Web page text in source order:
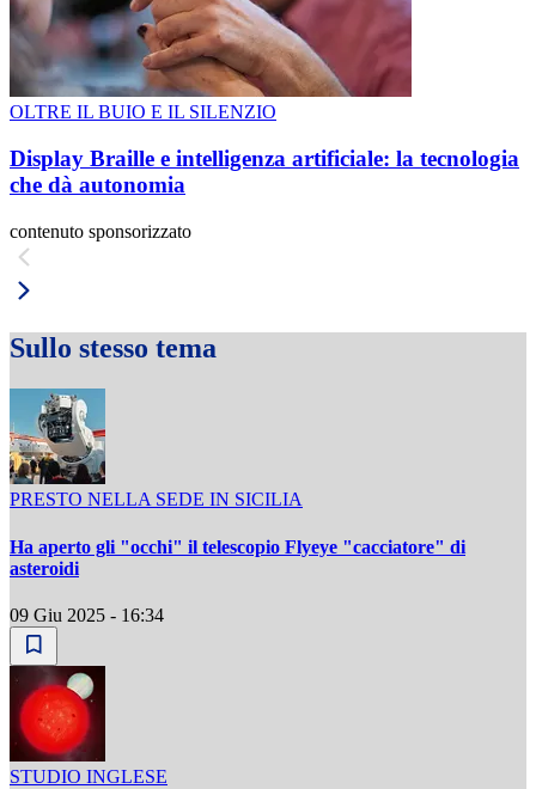
OLTRE IL BUIO E IL SILENZIO
Display Braille e intelligenza artificiale: la tecnologia
che dà autonomia
contenuto sponsorizzato
Sullo stesso tema
PRESTO NELLA SEDE IN SICILIA
Ha aperto gli "occhi" il telescopio Flyeye "cacciatore" di
asteroidi
09 Giu 2025 - 16:34
STUDIO INGLESE